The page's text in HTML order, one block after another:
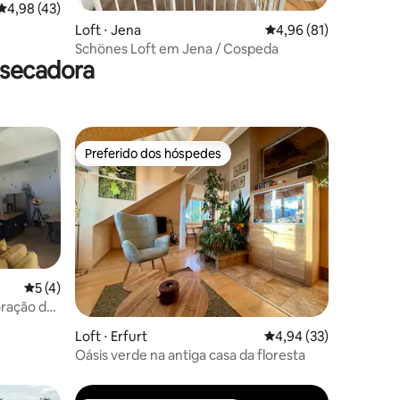
de uma avaliação média de 5, 43 avaliações
4,98 (43)
Loft ⋅ Jena 4,96 de uma
4,96 (81)
Schönes Loft em Jena / Cospeda
5 de uma avaliação média de 5, 4 avaliações
5 (4)
de
Preferido dos hóspedes
Preferido dos hóspedes
Loft ⋅ Erfurt 4,94 de uma
4,94 (33)
Oásis verde na antiga casa da floresta